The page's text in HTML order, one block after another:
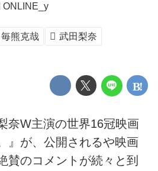
ONLINE_y
毎熊克哉
武田梨奈
奈W主演の世界16冠映画
』が、公開されるや映画
賛のコメントが続々と到